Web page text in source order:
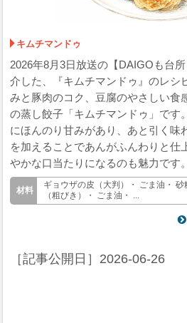
キムチマンドゥ
2026年8月3日放送の【DAIGOも台
介した、『キムチマンドゥ』のレシ
みと豚肉のコク、豆腐のやさしい食
の蒸し餃子「キムチマンドゥ」です
にほんのり甘みがあり、あと引く味
を加えることであんがふんわりと仕
やかな口当たりになるのも魅力です。
ギョウザの皮（大判）・ ごま油・
（粗びき）・ ごま油・ ...
［記事公開日］ 2026-06-26